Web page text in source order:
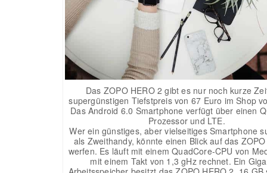
Das ZOPO HERO 2 gibt es nur noch kurze
supergünstigen Tiefstpreis von 67 Euro im Shop
Das Android 6.0 Smartphone verfügt über einen
Prozessor und LTE.
Wer ein günstiges, aber vielseitiges Smartphone
als Zweithandy, könnte einen Blick auf das
werfen. Es läuft mit einem QuadCore-CPU von
mit einem Takt von 1,3 gHz rechnet. Ein